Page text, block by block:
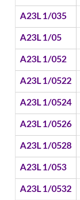
A23L 1/035
A23L 1/05
A23L 1/052
A23L 1/0522
A23L 1/0524
A23L 1/0526
A23L 1/0528
A23L 1/053
A23L 1/0532